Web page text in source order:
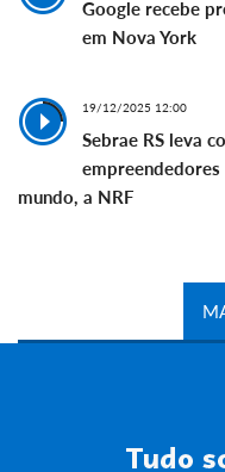
Google recebe
em Nova York
19/12/2025 12:00
Sebrae RS leva
mundo, a NRF